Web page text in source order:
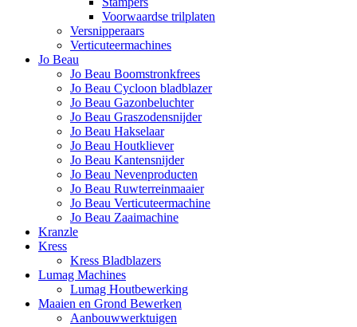
Voorwaardse trilplaten
Versnipperaars
Verticuteermachines
Jo Beau
Jo Beau Boomstronkfrees
Jo Beau Cycloon bladblazer
Jo Beau Gazonbeluchter
Jo Beau Graszodensnijder
Jo Beau Hakselaar
Jo Beau Houtkliever
Jo Beau Kantensnijder
Jo Beau Nevenproducten
Jo Beau Ruwterreinmaaier
Jo Beau Verticuteermachine
Jo Beau Zaaimachine
Kranzle
Kress
Kress Bladblazers
Lumag Machines
Lumag Houtbewerking
Maaien en Grond Bewerken
Aanbouwwerktuigen